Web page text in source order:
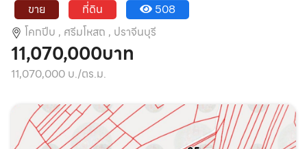
ขาย ที่ดิน
508
โคกปีบ , ศรีมโหสถ , ปราจีนบุรี
11,070,000บาท
11,070,000 บ./ตร.ม.